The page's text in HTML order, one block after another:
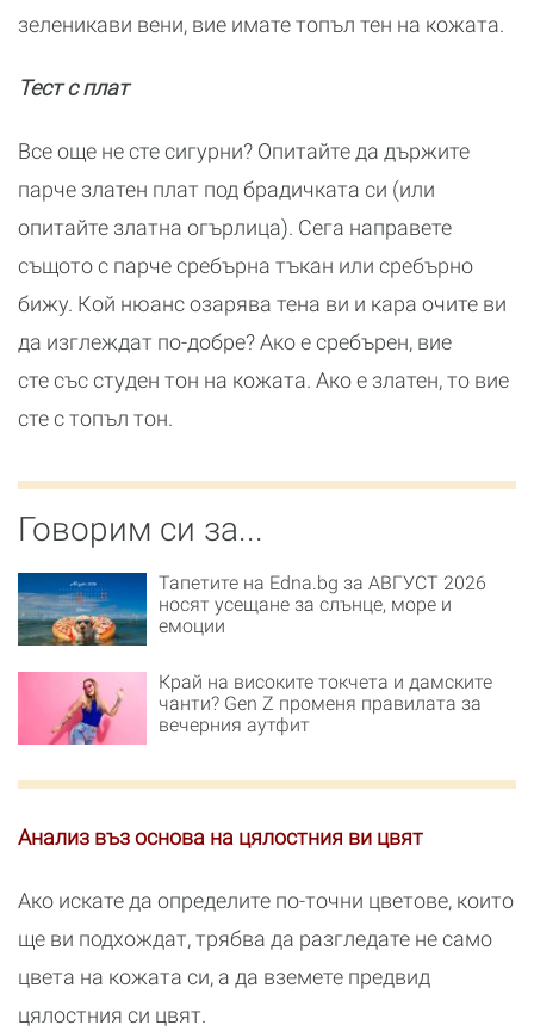
зеленикави вени, вие имате топъл тен на кожата.
Тест с плат
Все още не сте сигурни? Опитайте да държите
парче златен плат под брадичката си (или
опитайте златна огърлица). Сега направете
същото с парче сребърна тъкан или сребърно
бижу. Кой нюанс озарява тена ви и кара очите ви
да изглеждат по-добре? Ако е сребърен, вие
сте със студен тон на кожата. Ако е златен, то вие
сте с топъл тон.
Говорим си за...
Тапетите на Edna.bg за АВГУСТ 2026
носят усещане за слънце, море и
емоции
Край на високите токчета и дамските
чанти? Gen Z променя правилата за
вечерния аутфит
Анализ въз основа на цялостния ви цвят
Ако искате да определите по-точни цветове, които
ще ви подхождат, трябва да разгледате не само
цвета на кожата си, а да вземете предвид
цялостния си цвят.